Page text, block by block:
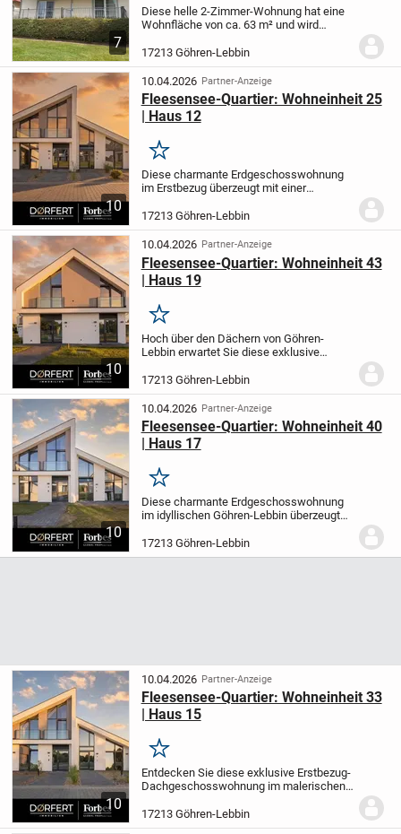
7
Diese helle 2-Zimmer-Wohnung hat eine
Wohnfläche von ca. 63 m² und wird
befindet sich im 1. Obergeschoss eines
Mehrfamilienhauses, welches im Jahr
2000...
17213 Göhren-Lebbin
10
10.04.2026 Partner-Anzeige
Fleesensee-Quartier: Wohneinheit 25
| Haus 12
Merken
Diese charmante Erdgeschosswohnung
im Erstbezug überzeugt mit einer
m² Wohnfläche. Die 2-Zimmer-Wohnung
verfügt über ein Schlafzimmer sowie ein
modernes...
17213 Göhren-Lebbin
10
10.04.2026 Partner-Anzeige
Fleesensee-Quartier: Wohneinheit 43
| Haus 19
Merken
Hoch über den Dächern von Göhren-
Lebbin erwartet Sie diese exklusive
Auf einer großzügigen Wohnfläche von
64,35 m² verteilen sich zwei helle Zimmer,
ein komfortables...
17213 Göhren-Lebbin
10
10.04.2026 Partner-Anzeige
Fleesensee-Quartier: Wohneinheit 40
| Haus 17
Merken
Diese charmante Erdgeschosswohnung
im idyllischen Göhren-Lebbin überzeugt
60,88 m² Wohnfläche. Die Wohnung wird
im Erstbezug übergeben und bietet zwei
17213 Göhren-Lebbin
10
10.04.2026 Partner-Anzeige
Fleesensee-Quartier: Wohneinheit 33
| Haus 15
Merken
Entdecken Sie diese exklusive Erstbezug-
Dachgeschosswohnung im malerischen
ein durchdachter Grundriss mit 2
Zimmern, 1 Schlafzimmer und einem
17213 Göhren-Lebbin